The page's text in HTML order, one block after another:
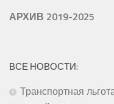
АРХИВ 2019-2025
ВСЕ НОВОСТИ:
Транспортная